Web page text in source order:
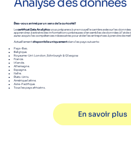
Êtes-vous animé par un sens de la curiosité?
Lecertificat Data Analyticsvous préparera à une nouvelle carrière axée sur les
apprendrez à extraire des informations précieuses d'ensembles de données à l'aide
aurez acquis les compétences nécessaires pour aider les entreprises à prendre de
Actuellementdisponible uniquementdans les pays suivants:
Pays-Bas.
Belgique.
Royaume-Uni: London, Edinburgh & Glasgow
France.
Irlande.
Allemagne.
Espagne.
Italie.
États-Unis.
Amérique latine.
Asie-Pacifique.
Tous les pays africains.
En savoir plus